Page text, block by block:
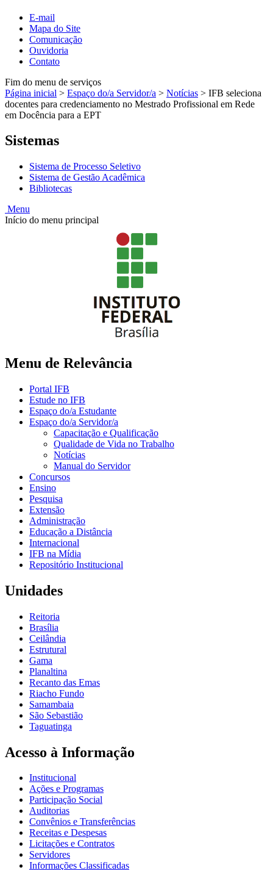
E-mail
Mapa do Site
Comunicação
Ouvidoria
Contato
Fim do menu de serviços
Página inicial > Espaço do/a Servidor/a > Notícias > IFB seleciona
docentes para credenciamento no Mestrado Profissional em Rede
em Docência para a EPT
Sistemas
Sistema de Processo Seletivo
Sistema de Gestão Acadêmica
Bibliotecas
Menu
Início do menu principal
Menu de Relevância
Portal IFB
Estude no IFB
Espaço do/a Estudante
Espaço do/a Servidor/a
Capacitação e Qualificação
Qualidade de Vida no Trabalho
Notícias
Manual do Servidor
Concursos
Ensino
Pesquisa
Extensão
Administração
Educação a Distância
Internacional
IFB na Mídia
Repositório Institucional
Unidades
Reitoria
Brasília
Ceilândia
Estrutural
Gama
Planaltina
Recanto das Emas
Riacho Fundo
Samambaia
São Sebastião
Taguatinga
Acesso à Informação
Institucional
Ações e Programas
Participação Social
Auditorias
Convênios e Transferências
Receitas e Despesas
Licitações e Contratos
Servidores
Informações Classificadas